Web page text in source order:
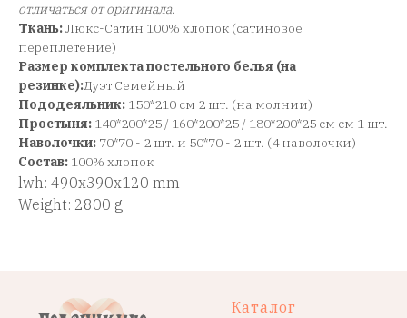
отличаться от оригинала.
Ткань:Люкс-Сатин 100% хлопок (сатиновое
переплетение)
Размер комплекта постельного белья (на
резинке):Дуэт Семейный
Пододеяльник: 150*210 см 2 шт. (на молнии)
Простыня: 140*200*25 / 160*200*25 / 180*200*25 см см 1 шт.
Наволочки: 70*70 - 2 шт. и 50*70 - 2 шт. (4 наволочки)
Состав: 100% хлопок
lwh: 490x390x120 mm
Weight: 2800 g
Каталог